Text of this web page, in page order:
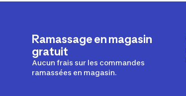
Ramassage en magasin
gratuit
Aucun frais sur les commandes
ramassées en magasin.